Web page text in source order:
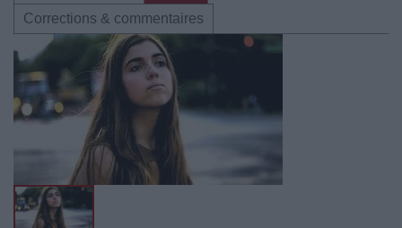
Corrections & commentaires